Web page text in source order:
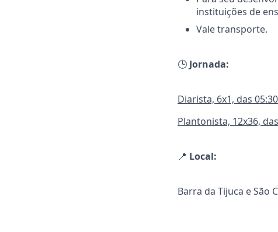
instituições de
Vale transporte.
🕒 Jornada:
Diarista, 6x1, das
Plantonista, 12x36,
📍 Local:
Barra da Tijuca e São